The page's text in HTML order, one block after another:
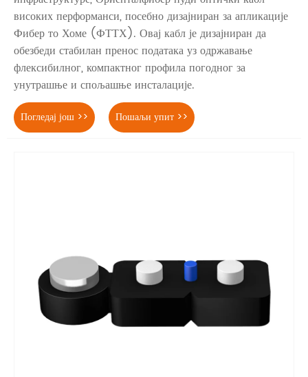
високих перформанси, посебно дизајниран за апликације
Фибер то Хоме (ФТТХ). Овај кабл је дизајниран да
обезбеди стабилан пренос података уз одржавање
флексибилног, компактног профила погодног за
унутрашње и спољашње инсталације.
Погледај још >> Пошаљи упит >>